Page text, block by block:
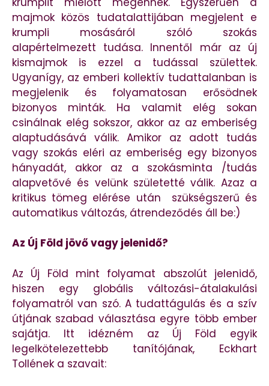
majmok közös tudatalattijában megjelent e
krumpli mosásáról szóló szokás
alapértelmezett tudása. Innentől már az új
kismajmok is ezzel a tudással születtek.
Ugyanígy, az emberi kollektív tudattalanban is
megjelenik és folyamatosan erősödnek
bizonyos minták. Ha valamit elég sokan
csinálnak elég sokszor, akkor az az emberiség
alaptudásává válik. Amikor az adott tudás
vagy szokás eléri az emberiség egy bizonyos
hányadát, akkor az a szokásminta /tudás
alapvetővé és velünk születetté válik. Azaz a
kritikus tömeg elérése után szükségszerű és
automatikus változás, átrendeződés áll be:)
Az Új Föld jövő vagy jelenidő?
Az Új Föld mint folyamat abszolút jelenidő,
hiszen egy globális változási-átalakulási
folyamatról van szó. A tudattágulás és a szív
útjának szabad választása egyre több ember
sajátja. Itt idézném az Új Föld egyik
legelkötelezettebb tanítójának, Eckhart
Tollének a szavait: